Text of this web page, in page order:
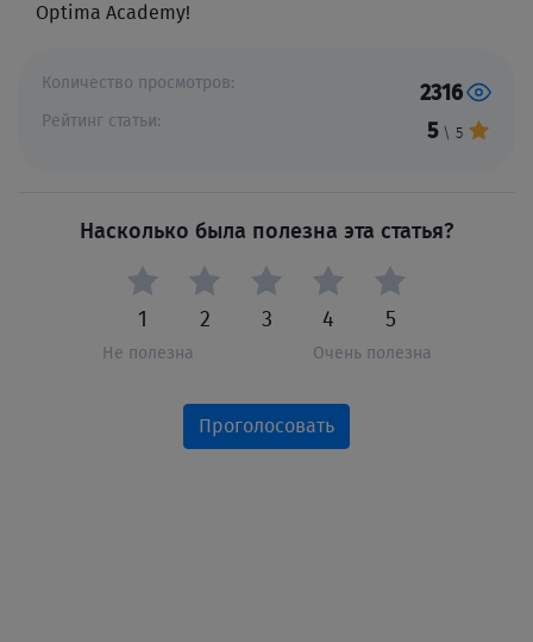
Optima Academy!
Количество просмотров: 2316
Рейтинг статьи: 5\ 5
Насколько была полезна эта статья?
1 2 3 4 5
Не полезна Очень полезна
Проголосовать